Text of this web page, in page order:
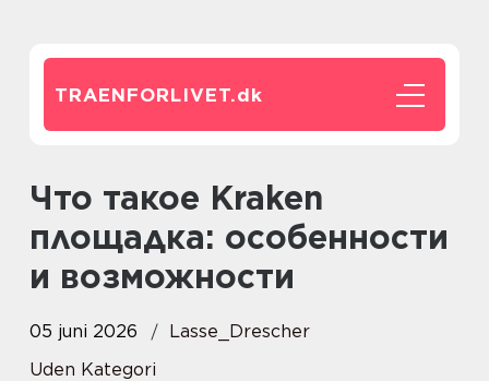
TRAENFORLIVET.dk
Что такое Kraken
площадка: особенности
и возможности
05 juni 2026
Lasse_Drescher
Uden Kategori